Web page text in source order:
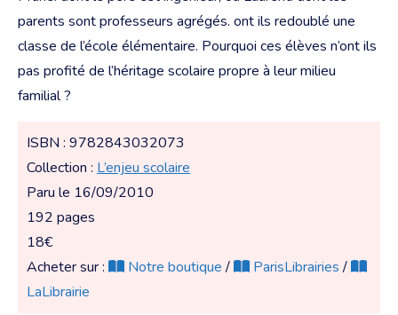
parents sont professeurs agrégés. ont ils redoublé une
classe de l’école élémentaire. Pourquoi ces élèves n’ont ils
pas profité de l’héritage scolaire propre à leur milieu
familial ?
ISBN : 9782843032073
Collection : L’enjeu scolaire
Paru le 16/09/2010
192 pages
18€
Acheter sur :
Notre boutique/ ParisLibrairies/
LaLibrairie